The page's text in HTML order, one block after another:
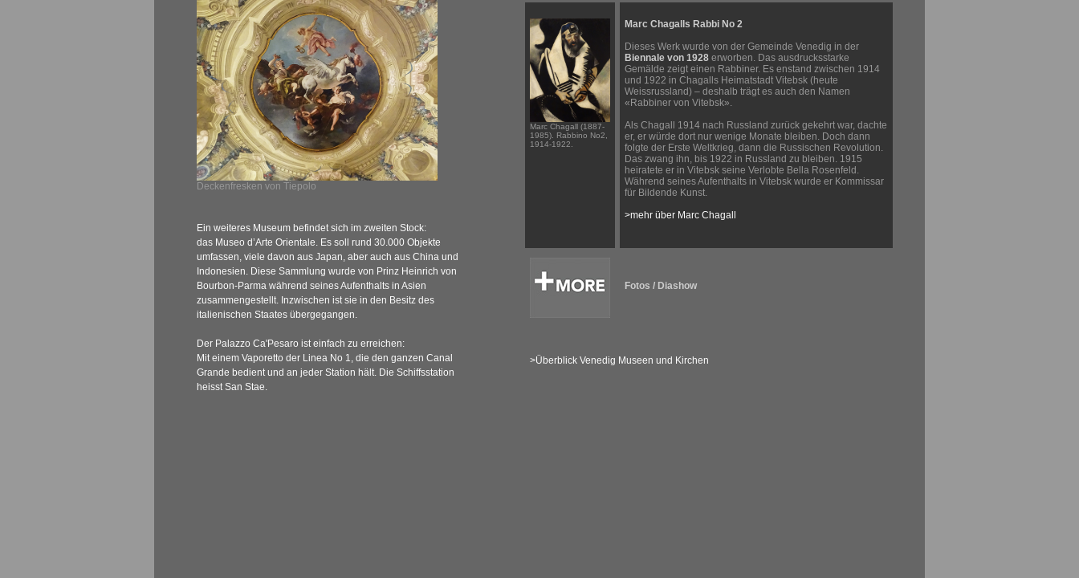
Deckenfresken von Tiepolo
Ein weiteres Museum befindet sich im zweiten Stock:
das Museo d’Arte Orientale. Es soll rund 30.000 Objekte
umfassen, viele davon aus Japan, aber auch aus China und
Indonesien. Diese Sammlung wurde von Prinz Heinrich von
Bourbon-Parma während seines Aufenthalts in Asien
zusammengestellt. Inzwischen ist sie in den Besitz des
italienischen Staates übergegangen.
Der Palazzo Ca'Pesaro ist einfach zu erreichen:
Mit einem Vaporetto der Linea No 1, die den ganzen Canal
Grande bedient und an jeder Station hält. Die Schiffsstation
heisst San Stae.
Marc Chagall (1887-
1985). Rabbino No2,
1914-1922.
Marc Chagalls Rabbi No 2
Dieses Werk wurde von der Gemeinde Venedig in der
Biennale von 1928 erworben. Das ausdrucksstarke
Gemälde zeigt einen Rabbiner. Es enstand zwischen 1914
und 1922 in Chagalls Heimatstadt Vitebsk (heute
Weissrussland) – deshalb trägt es auch den Namen
«Rabbiner von Vitebsk».
Als Chagall 1914 nach Russland zurück gekehrt war, dachte
er, er würde dort nur wenige Monate bleiben. Doch dann
folgte der Erste Weltkrieg, dann die Russischen Revolution.
Das zwang ihn, bis 1922 in Russland zu bleiben. 1915
heiratete er in Vitebsk seine Verlobte Bella Rosenfeld.
Während seines Aufenthalts in Vitebsk wurde er Kommissar
für Bildende Kunst.
>mehr über Marc Chagall
Fotos / Diashow
>Überblick Venedig Museen und Kirchen